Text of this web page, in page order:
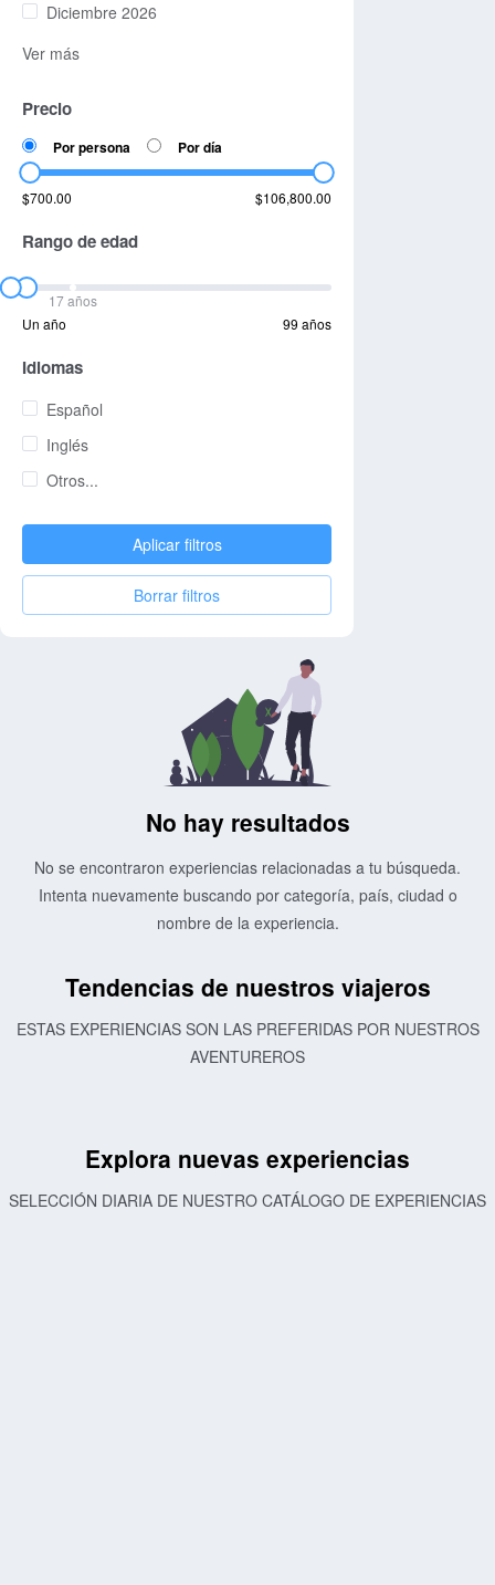
Diciembre 2026
Ver más
Precio
Por persona Por día
$700.00 $106,800.00
Rango de edad
17 años
Un año
99 años
Idiomas
Español
Inglés
Otros...
Aplicar filtros
Borrar filtros
No hay resultados
No se encontraron experiencias relacionadas a tu búsqueda.
Intenta nuevamente buscando por categoría, país, ciudad o
nombre de la experiencia.
Tendencias de nuestros viajeros
ESTAS EXPERIENCIAS SON LAS PREFERIDAS POR NUESTROS
AVENTUREROS
Explora nuevas experiencias
SELECCIÓN DIARIA DE NUESTRO CATÁLOGO DE EXPERIENCIAS